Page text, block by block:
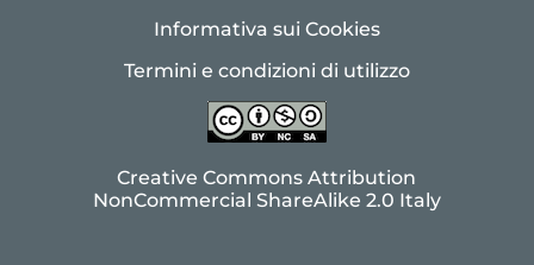
Informativa sui Cookies
Termini e condizioni di utilizzo
Creative Commons Attribution
NonCommercial ShareAlike 2.0 Italy